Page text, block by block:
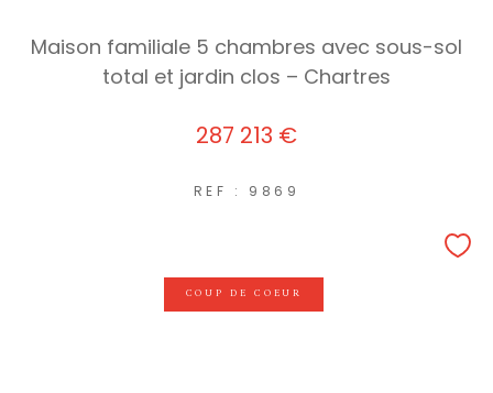
Maison familiale 5 chambres avec sous-sol
total et jardin clos – Chartres
287 213 €
REF : 9869
COUP DE COEUR